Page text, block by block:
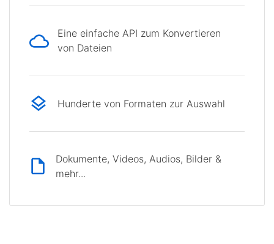
Eine einfache API zum Konvertieren
von Dateien
Hunderte von Formaten zur Auswahl
Dokumente, Videos, Audios, Bilder &
mehr...